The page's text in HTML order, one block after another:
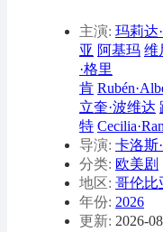
主演: 玛莉达
亚 阿基玛 维
·格里
肯
立奎·波维达
特
导演: 卡洛斯
分类: 欧美剧
地区: 哥伦比
年份: 2026
更新: 2026-